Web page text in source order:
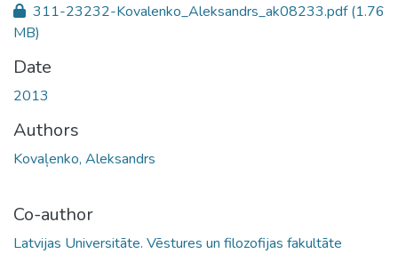
311-23232-Kovalenko_Aleksandrs_ak08233.pdf(1.76
MB)
Date
2013
Authors
Kovaļenko, Aleksandrs
Co-author
Latvijas Universitāte. Vēstures un filozofijas fakultāte